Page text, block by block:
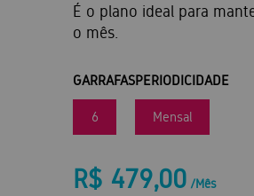
É o plano ideal para
o mês.
GARRAFAS
6
PERIODICIDADE
Mensal
R$ 479,00 /Mês